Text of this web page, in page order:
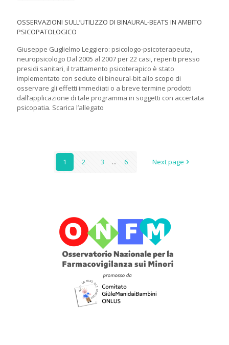
OSSERVAZIONI SULL’UTILIZZO DI BINAURAL-BEATS IN AMBITO
PSICOPATOLOGICO
Giuseppe Guglielmo Leggiero: psicologo-psicoterapeuta,
neuropsicologo Dal 2005 al 2007 per 22 casi, reperiti presso
presidi sanitari, il trattamento psicoterapico è stato
implementato con sedute di bineural-bit allo scopo di
osservare gli effetti immediati o a breve termine prodotti
dall’applicazione di tale programma in soggetti con accertata
psicopatia. Scarica l’allegato
1 2 3 ... 6 Next page